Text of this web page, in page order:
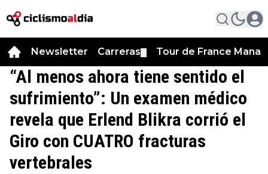
Newsletter Carreras Tour de France
“Al menos ahora tiene sentido el
sufrimiento”: Un examen médico
revela que Erlend Blikra corrió el
Giro con CUATRO fracturas
vertebrales